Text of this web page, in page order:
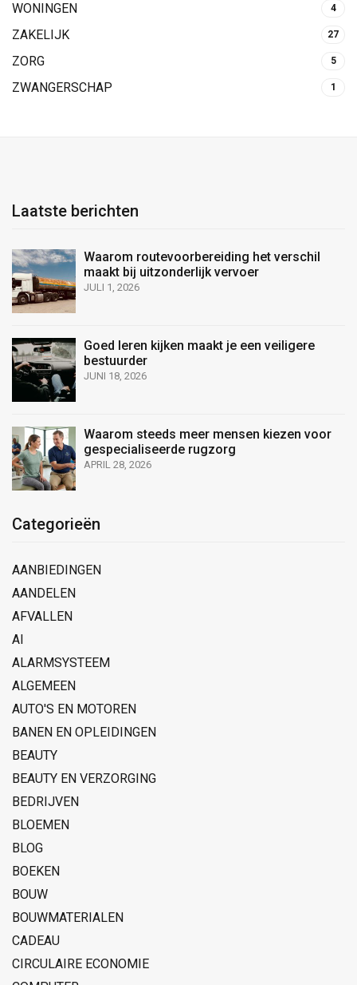
WONINGEN 4
ZAKELIJK 27
ZORG 5
ZWANGERSCHAP 1
Laatste berichten
Waarom routevoorbereiding het verschil
maakt bij uitzonderlijk vervoer
JULI 1, 2026
Goed leren kijken maakt je een veiligere
bestuurder
JUNI 18, 2026
Waarom steeds meer mensen kiezen voor
gespecialiseerde rugzorg
APRIL 28, 2026
Categorieën
AANBIEDINGEN
AANDELEN
AFVALLEN
AI
ALARMSYSTEEM
ALGEMEEN
AUTO'S EN MOTOREN
BANEN EN OPLEIDINGEN
BEAUTY
BEAUTY EN VERZORGING
BEDRIJVEN
BLOEMEN
BLOG
BOEKEN
BOUW
BOUWMATERIALEN
CADEAU
CIRCULAIRE ECONOMIE